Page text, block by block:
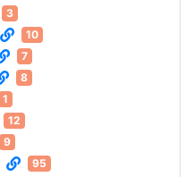
3
10
7
8
1
12
9
95